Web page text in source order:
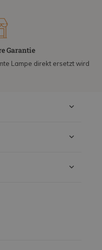
Garantie
Lampe direkt ersetzt wird